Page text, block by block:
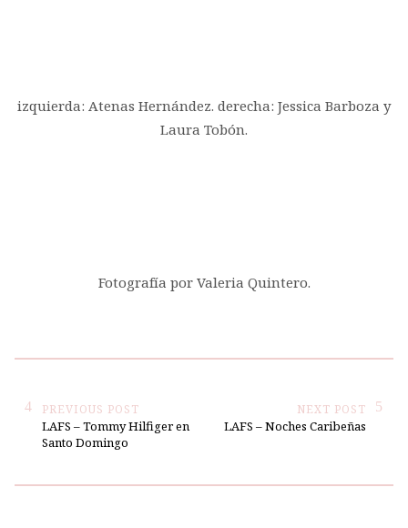
izquierda: Atenas Hernández. derecha: Jessica Barboza y
Laura Tobón.
Fotografía por Valeria Quintero.
PREVIOUS POST
LAFS – Tommy Hilfiger en
Santo Domingo
NEXT POST
LAFS – Noches Caribeñas